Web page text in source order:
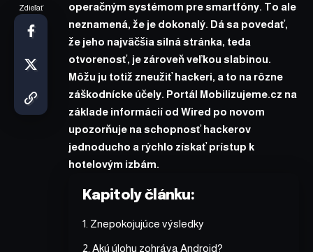
Zdieľať
operačným systémom pre smartfóny. To ale
neznamená, že je dokonalý. Dá sa povedať,
že jeho najväčšia silná stránka, teda
otvorenosť, je zároveň veľkou slabinou.
Môžu ju totiž zneužiť hackeri, a to na rôzne
záškodnícke účely. Portál Mobilizujeme.cz na
základe informácií od Wired po novom
upozorňuje na schopnosť hackerov
jednoducho a rýchlo získať prístup k
hotelovým izbám.
Kapitoly článku:
Znepokojujúce výsledky
Akú úlohu zohráva Android?